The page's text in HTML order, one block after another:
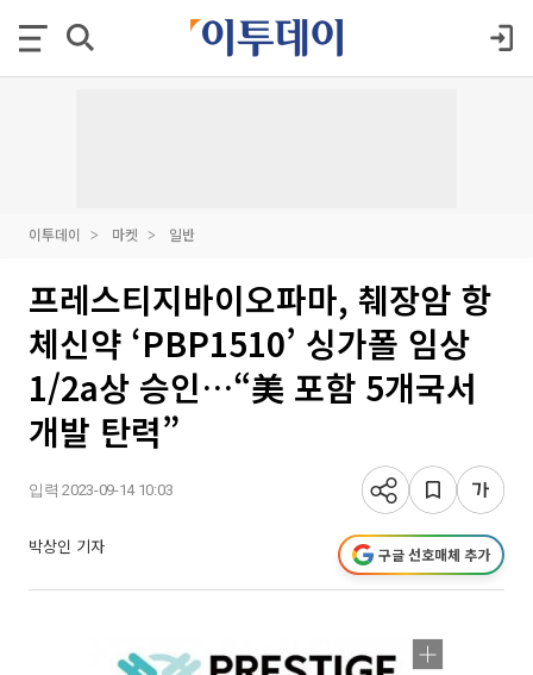
이투데이 마켓 일반
프레스티지바이오파마, 췌장암 항
체신약 ‘PBP1510’ 싱가폴 임상
1/2a상 승인…“美 포함 5개국서
개발 탄력”
입력 2023-09-14 10:03
박상인 기자 구글 선호매체 추가